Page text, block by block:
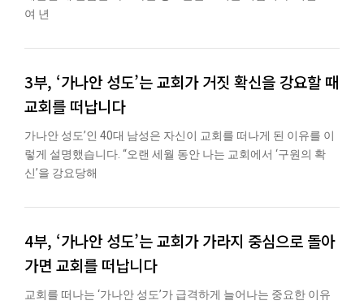
여 년
3부, ‘가나안 성도’는 교회가 거짓 확신을 강요할 때
교회를 떠납니다
가나안 성도’인 40대 남성은 자신이 교회를 떠나게 된 이유를 이
렇게 설명했습니다. “오랜 세월 동안 나는 교회에서 ‘구원의 확
신’을 강요당해
4부, ‘가나안 성도’는 교회가 가라지 중심으로 돌아
가면 교회를 떠납니다
교회를 떠나는 ‘가나안 성도’가 급격하게 늘어나는 중요한 이유